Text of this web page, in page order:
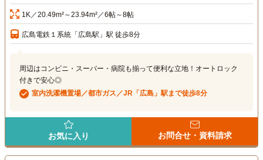
1K／20.49m²～23.94m²／6帖～8帖
広島電鉄１系統「広島駅」駅 徒歩8分
周辺はコンビニ・スーパー・病院も揃って便利な立地！オートロック
付きで安心◎
室内洗濯機置場／都市ガス／JR「広島」駅まで徒歩8分
お気に入り お問合せ・資料請求